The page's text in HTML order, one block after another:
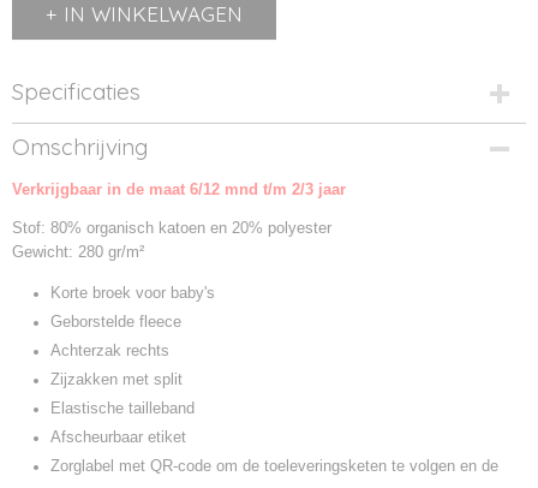
IN WINKELWAGEN
Specificaties
Productcode
BZ65-1
Productcode leverancier
Omschrijving
Verkrijgbaar in de maat 6/12 mnd t/m 2/3 jaar
Stof: 80% organisch katoen en 20% polyester
Gewicht: 280 gr/m²
Korte broek voor baby's
Geborstelde fleece
Achterzak rechts
Zijzakken met split
Elastische tailleband
Afscheurbaar etiket
Zorglabel met QR-code om de toeleveringsketen te volgen en de